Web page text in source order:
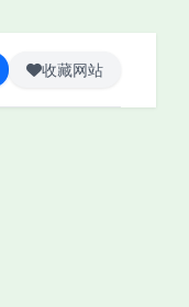
收藏网站